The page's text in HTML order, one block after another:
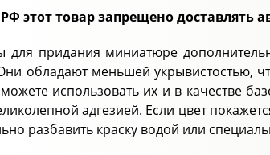
этот товар запрещено доставлять
для придания миниатюре
обладают меньшей укрывистостью,
использовать их и в качестве
адгезией. Если цвет
разбавить краску водой или